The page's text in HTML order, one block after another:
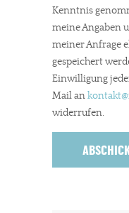
Kenntnis
meine Angaben
meiner Anfrage
gespeichert
Einwilligung
Mail ankontakt
widerrufen.